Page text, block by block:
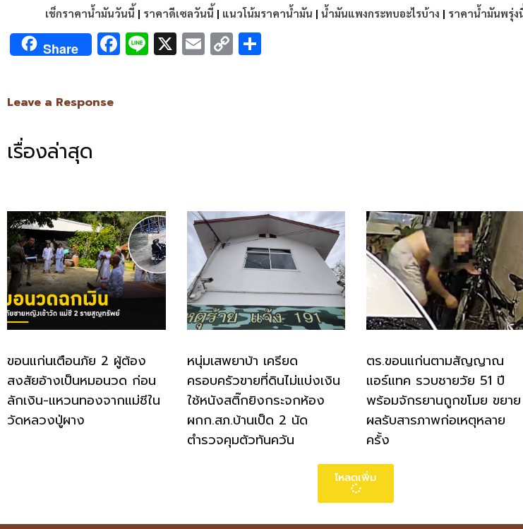
เช็กราคาน้ำมันวันนี้ | ราคาดีเซลวันนี้ | แนวโน้มราคาน้ำมัน | น้ำมันแพงกระทบอะไรบ้าง | ราคาน้ำมันพรุ่ง
Share Facebook
Line
X Email
Copy
Leave a Response
เรื่องล่าสุด
ขอนแก่นเตือนภัย 2 ผู้ต้อง
สงสัยอ้างเป็นหมอนวด ก่อน
ลักเงิน-แหวนทองจากแม่ชีใน
วัดหลวงปู่ผาง
หนุ่มเสพยาบ้า เครียด
ครอบครัวขายที่ดินไม่แบ่งเงิน
ใช้หนังสติ๊กยิงกระจกห้อง
ผกก.สภ.บ้านเป็ด 2 นัด
ตำรวจคุมตัวทันควัน
ตร.ขอนแก่นตามสัญญาณ
แอร์แทค รวบชายวัย 51 ปี
พร้อมจักรยานถูกขโมย ขยาย
ผลรับสารภาพก่อเหตุหลาย
ครั้ง
โหลดเพิ่ม